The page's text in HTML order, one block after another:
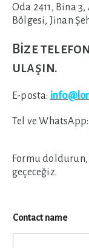
Oda 2411, Bina
Bölgesi, Jinan
Bize
ulaşın.
E-posta:
Tel ve
Formu
geçeceğiz.
Contact name